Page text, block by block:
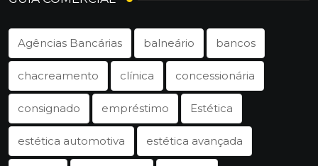
Agências Bancárias balneário bancos
chacreamento clínica concessionária
consignado empréstimo Estética
estética automotiva estética avançada